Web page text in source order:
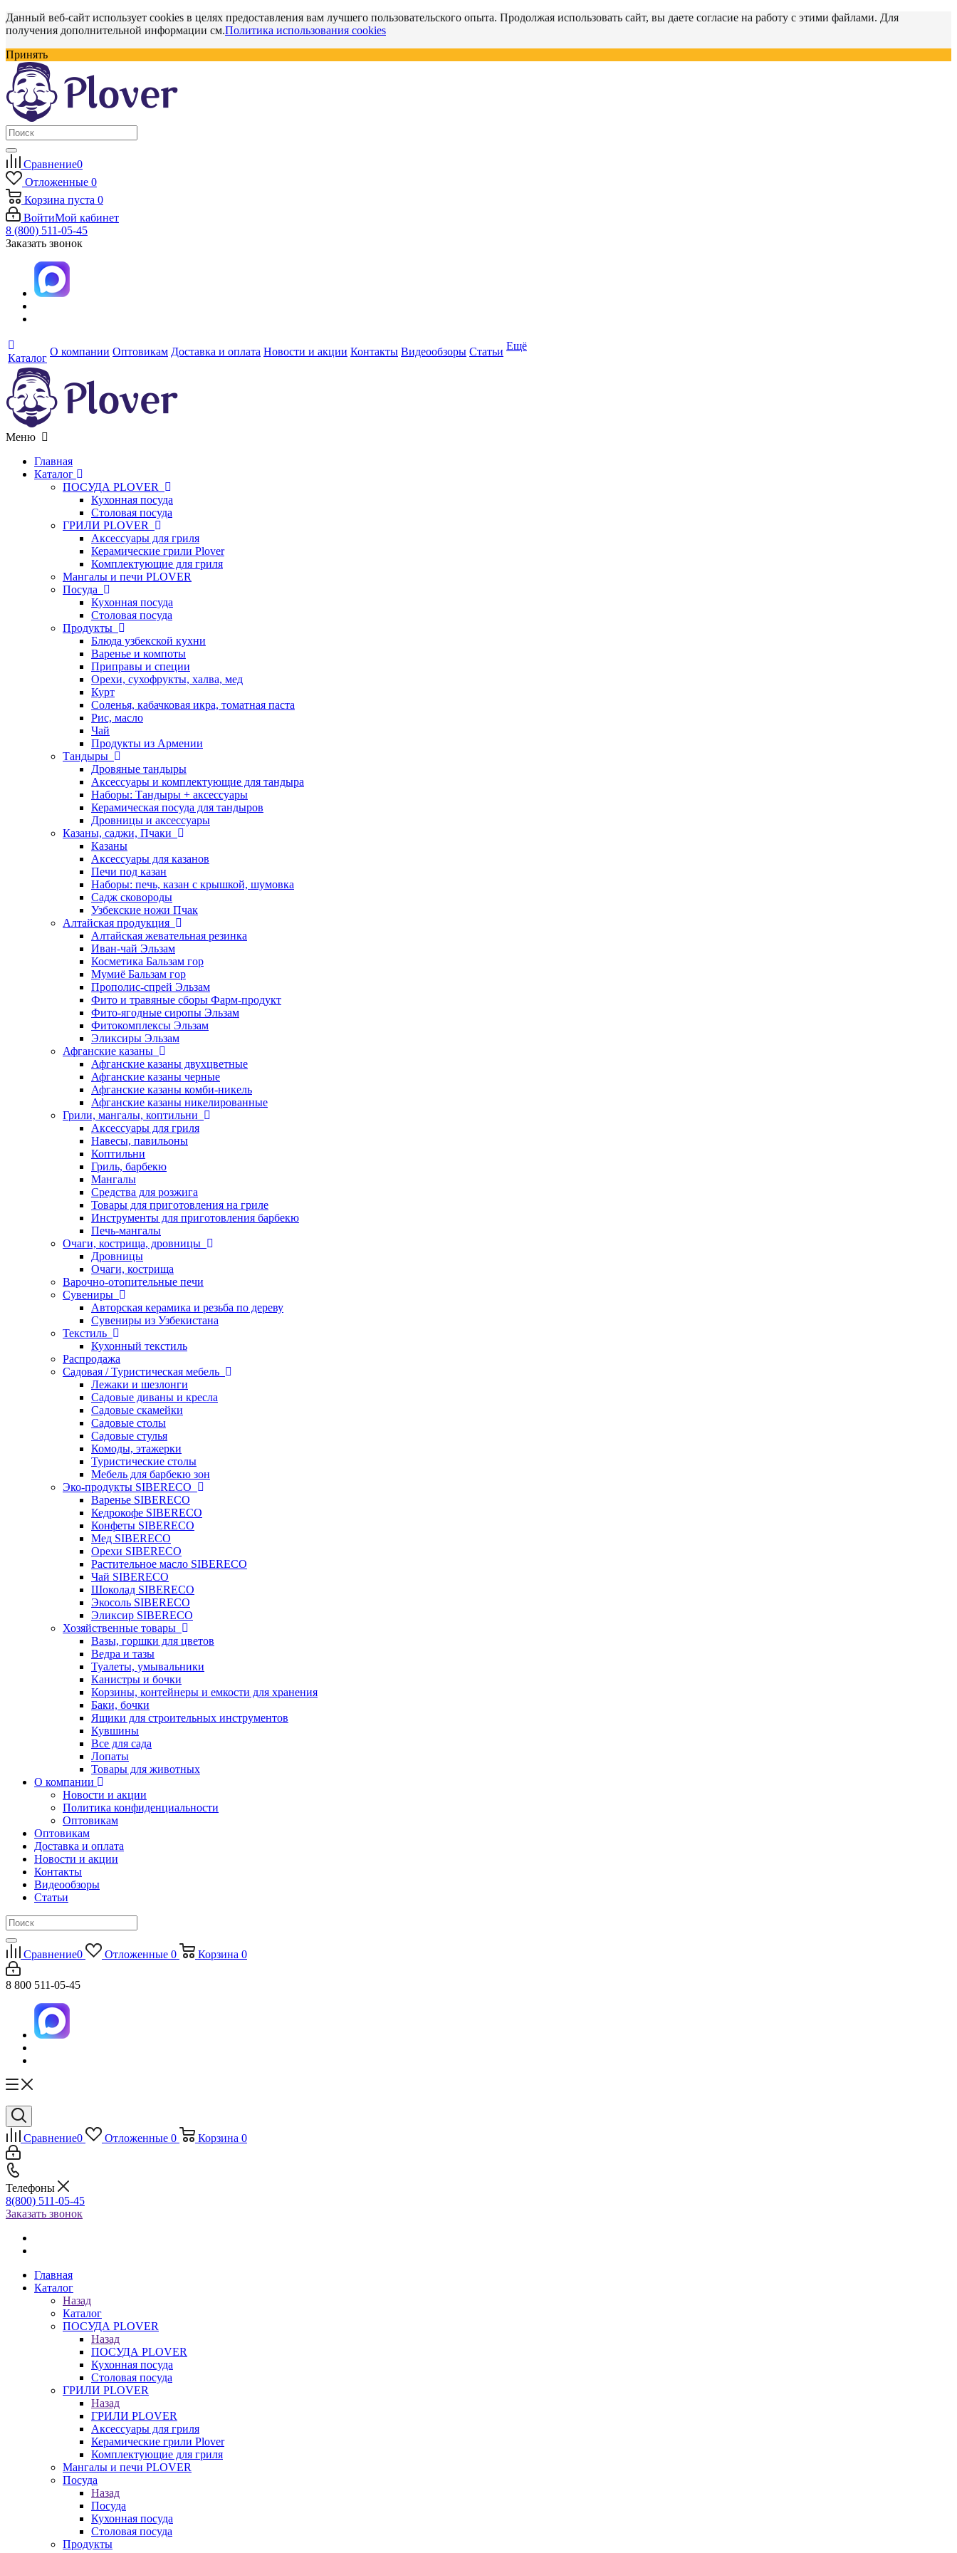
Данный веб-сайт использует cookies в целях предоставления вам лучшего пользовательского опыта. Продолжая использовать сайт, вы даете согласие на работу с этими файлами. Для
получения дополнительной информации см.Политика использования cookies
Принять
Сравнение0
Отложенные 0
Корзина пуста 0
ВойтиМой кабинет
8 (800) 511-05-45
Заказать звонок
Каталог
О компании Оптовикам Доставка и оплата Новости и акции Контакты Видеообзоры Статьи Ещё
Меню
Главная
Каталог
ПОСУДА PLOVER
Кухонная посуда
Столовая посуда
ГРИЛИ PLOVER
Аксессуары для гриля
Керамические грили Plover
Комплектующие для гриля
Мангалы и печи PLOVER
Посуда
Кухонная посуда
Столовая посуда
Продукты
Блюда узбекской кухни
Варенье и компоты
Приправы и специи
Орехи, сухофрукты, халва, мед
Курт
Соленья, кабачковая икра, томатная паста
Рис, масло
Чай
Продукты из Армении
Тандыры
Дровяные тандыры
Аксессуары и комплектующие для тандыра
Наборы: Тандыры + аксессуары
Керамическая посуда для тандыров
Дровницы и аксессуары
Казаны, саджи, Пчаки
Казаны
Аксессуары для казанов
Печи под казан
Наборы: печь, казан с крышкой, шумовка
Садж сковороды
Узбекские ножи Пчак
Алтайская продукция
Алтайская жевательная резинка
Иван-чай Эльзам
Косметика Бальзам гор
Мумиё Бальзам гор
Прополис-спрей Эльзам
Фито и травяные сборы Фарм-продукт
Фито-ягодные сиропы Эльзам
Фитокомплексы Эльзам
Эликсиры Эльзам
Афганские казаны
Афганские казаны двухцветные
Афганские казаны черные
Афганские казаны комби-никель
Афганские казаны никелированные
Грили, мангалы, коптильни
Аксессуары для гриля
Навесы, павильоны
Коптильни
Гриль, барбекю
Мангалы
Средства для розжига
Товары для приготовления на гриле
Инструменты для приготовления барбекю
Печь-мангалы
Очаги, кострища, дровницы
Дровницы
Очаги, кострища
Варочно-отопительные печи
Сувениры
Авторская керамика и резьба по дереву
Сувениры из Узбекистана
Текстиль
Кухонный текстиль
Распродажа
Садовая / Туристическая мебель
Лежаки и шезлонги
Садовые диваны и кресла
Садовые скамейки
Садовые столы
Садовые стулья
Комоды, этажерки
Туристические столы
Мебель для барбекю зон
Эко-продукты SIBERECO
Варенье SIBERECO
Кедрокофе SIBERECO
Конфеты SIBERECO
Мед SIBERECO
Орехи SIBERECO
Растительное масло SIBERECO
Чай SIBERECO
Шоколад SIBERECO
Экосоль SIBERECO
Эликсир SIBERECO
Хозяйственные товары
Вазы, горшки для цветов
Ведра и тазы
Туалеты, умывальники
Канистры и бочки
Корзины, контейнеры и емкости для хранения
Баки, бочки
Ящики для строительных инструментов
Кувшины
Все для сада
Лопаты
Товары для животных
О компании
Новости и акции
Политика конфиденциальности
Оптовикам
Оптовикам
Доставка и оплата
Новости и акции
Контакты
Видеообзоры
Статьи
Сравнение0 Отложенные 0 Корзина 0
8 800 511-05-45
Сравнение0 Отложенные 0 Корзина 0
Телефоны
8(800) 511-05-45
Заказать звонок
Главная
Каталог
Назад
Каталог
ПОСУДА PLOVER
Назад
ПОСУДА PLOVER
Кухонная посуда
Столовая посуда
ГРИЛИ PLOVER
Назад
ГРИЛИ PLOVER
Аксессуары для гриля
Керамические грили Plover
Комплектующие для гриля
Мангалы и печи PLOVER
Посуда
Назад
Посуда
Кухонная посуда
Столовая посуда
Продукты